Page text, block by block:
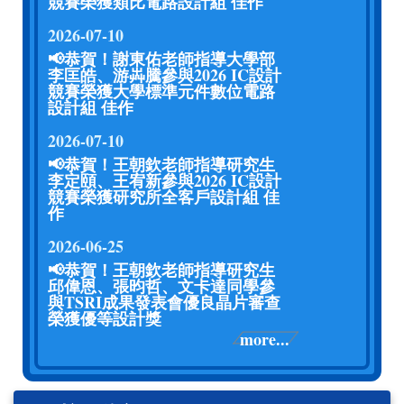
2026-07-10
📢恭賀！謝東佑老師指導大學部
李匡皓、游芔騰參與2026 IC設計
競賽榮獲大學標準元件數位電路
設計組 佳作
2026-07-10
📢恭賀！王朝欽老師指導研究生
李定頤、王宥新參與2026 IC設計
競賽榮獲研究所全客戶設計組 佳
作
2026-06-25
📢恭賀！王朝欽老師指導研究生
邱偉恩、張昀哲、文卡達同學參
與TSRI成果發表會優良晶片審查
榮獲優等設計獎
more...